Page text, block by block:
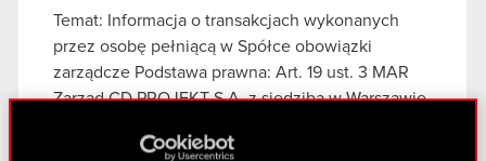
Temat: Informacja o transakcjach wykonanych
przez osobę pełniącą w Spółce obowiązki
zarządcze Podstawa prawna: Art. 19 ust. 3 MAR
Zarząd CD PROJEKT S.A. z siedzibą w Warszawie
informację o otrzymanym…